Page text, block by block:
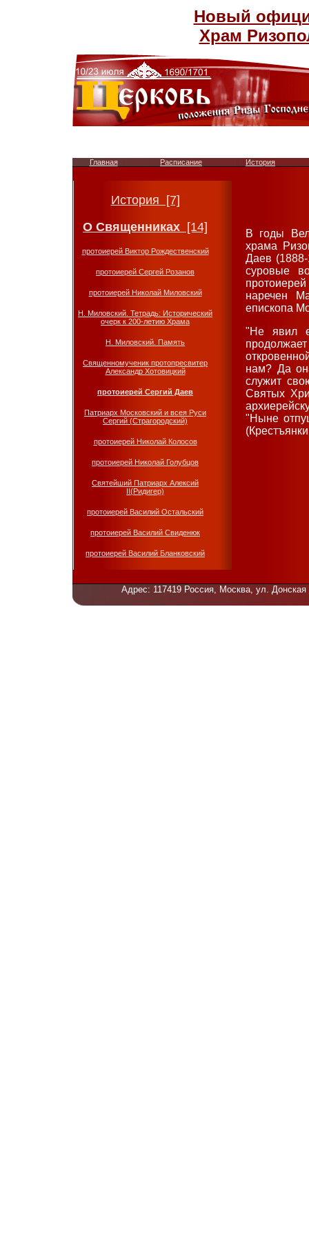
Новый
Храм
Главная Расписание История
История [7]
О Священниках [14]
протоиерей Виктор Рождественский
протоиерей Сергей Розанов
протоиерей Николай Миловский
Н. Миловский. Тетрадь: Исторический
очерк к 200-летию Храма
Н. Миловский. Память
Священномученик протопресвитер
Александр Хотовицкий
протоиерей Сергий Даев
Патриарх Московский и всея Руси
Сергий (Страгородский)
протоиерей Николай Колосов
протоиерей Николай Голубцов
Святейший Патриарх Алексий
II(Ридигер)
протоиерей Василий Остальский
протоиерей Василий Свиденюк
протоиерей Василий Бланковский
В годы
храма
Даев
суровые
наречен
епископа
"Не явил
нам? Да
служит
Святых
"Ныне
Адрес: 117419 Россия, Москва, ул.